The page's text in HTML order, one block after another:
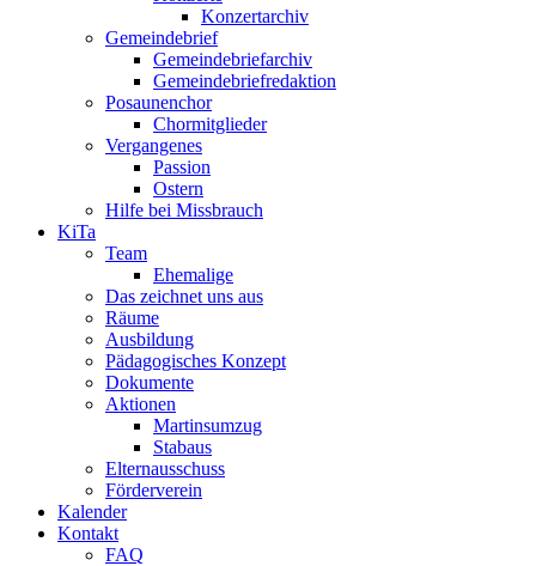
Konzertarchiv
Gemeindebrief
Gemeindebriefarchiv
Gemeindebriefredaktion
Posaunenchor
Chormitglieder
Vergangenes
Passion
Ostern
Hilfe bei Missbrauch
KiTa
Team
Ehemalige
Das zeichnet uns aus
Räume
Ausbildung
Pädagogisches Konzept
Dokumente
Aktionen
Martinsumzug
Stabaus
Elternausschuss
Förderverein
Kalender
Kontakt
FAQ